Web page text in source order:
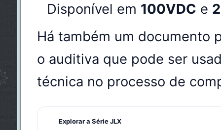
Disponível em 100VDC e
Há também um documento
o auditiva que pode ser
técnica no processo de
Explorar a Série JLX